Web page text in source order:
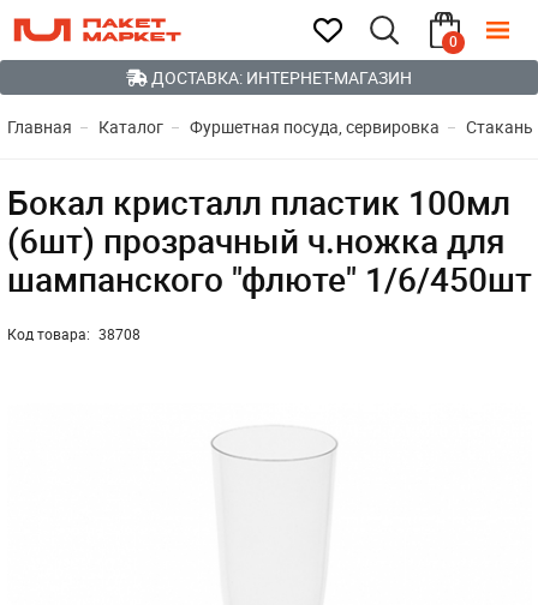
0
ДОСТАВКА: ИНТЕРНЕТ-МАГАЗИН
Главная Каталог Фуршетная посуда, сервировка
Бокал кристалл пластик 100мл
(6шт) прозрачный ч.ножка для
шампанского "флюте" 1/6/450шт
Код товара: 38708